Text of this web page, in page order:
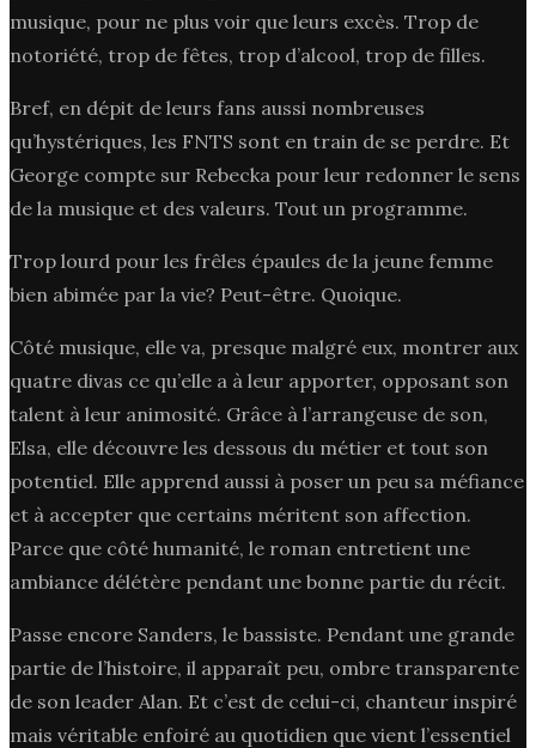
musique, pour ne plus voir que leurs excès. Trop de
notoriété, trop de fêtes, trop d’alcool, trop de filles.
Bref, en dépit de leurs fans aussi nombreuses
qu’hystériques, les FNTS sont en train de se perdre. Et
George compte sur Rebecka pour leur redonner le sens
de la musique et des valeurs. Tout un programme.
Trop lourd pour les frêles épaules de la jeune femme
bien abimée par la vie? Peut-être. Quoique.
Côté musique, elle va, presque malgré eux, montrer aux
quatre divas ce qu’elle a à leur apporter, opposant son
talent à leur animosité. Grâce à l’arrangeuse de son,
Elsa, elle découvre les dessous du métier et tout son
potentiel. Elle apprend aussi à poser un peu sa méfiance
et à accepter que certains méritent son affection.
Parce que côté humanité, le roman entretient une
ambiance délétère pendant une bonne partie du récit.
Passe encore Sanders, le bassiste. Pendant une grande
partie de l’histoire, il apparaît peu, ombre transparente
de son leader Alan. Et c’est de celui-ci, chanteur inspiré
mais véritable enfoiré au quotidien que vient l’essentiel